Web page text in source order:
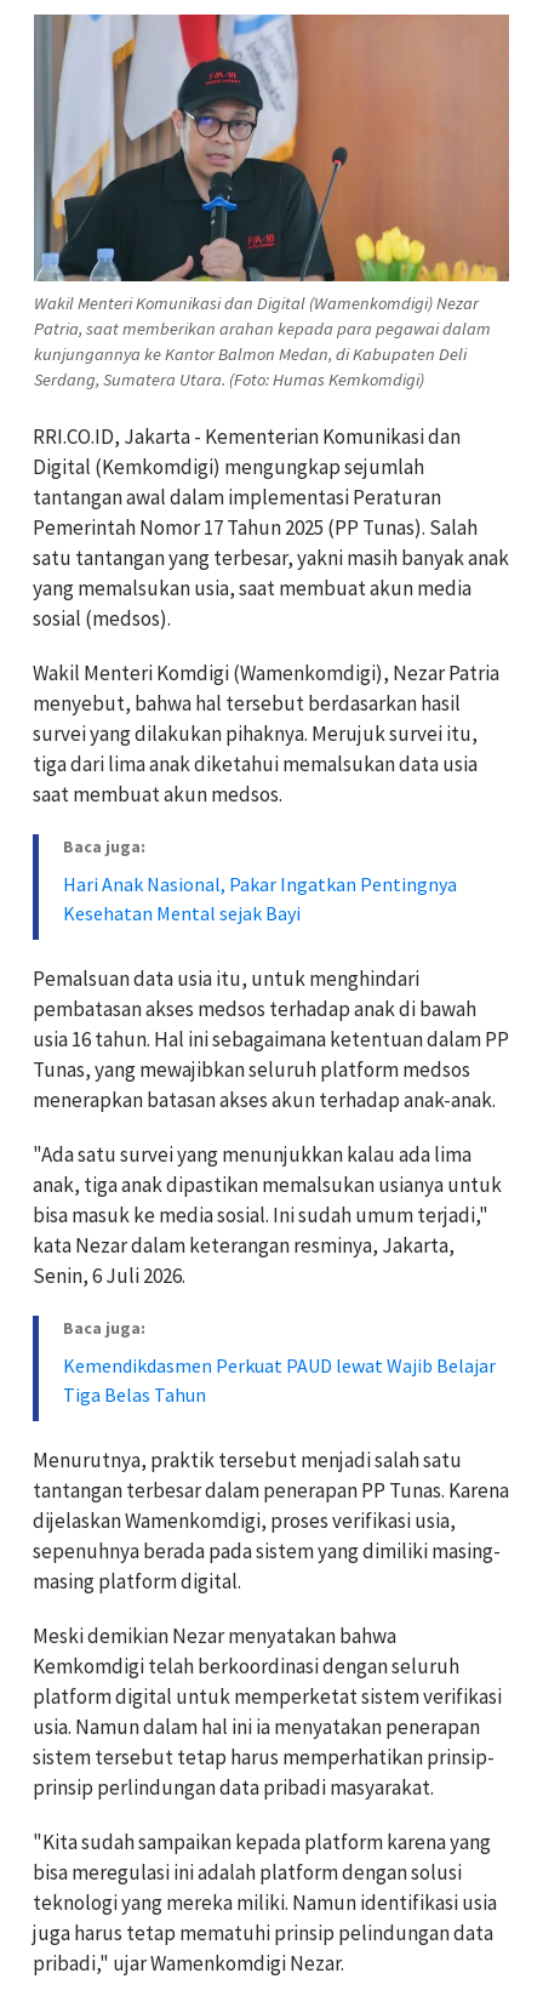
Wakil Menteri Komunikasi dan Digital (Wamenkomdigi) Nezar
Patria, saat memberikan arahan kepada para pegawai dalam
kunjungannya ke Kantor Balmon Medan, di Kabupaten Deli
Serdang, Sumatera Utara. (Foto: Humas Kemkomdigi)
RRI.CO.ID, Jakarta - Kementerian Komunikasi dan
Digital (Kemkomdigi) mengungkap sejumlah
tantangan awal dalam implementasi Peraturan
Pemerintah Nomor 17 Tahun 2025 (PP Tunas). Salah
satu tantangan yang terbesar, yakni masih banyak anak
yang memalsukan usia, saat membuat akun media
sosial (medsos).
Wakil Menteri Komdigi (Wamenkomdigi), Nezar Patria
menyebut, bahwa hal tersebut berdasarkan hasil
survei yang dilakukan pihaknya. Merujuk survei itu,
tiga dari lima anak diketahui memalsukan data usia
saat membuat akun medsos.
Baca juga:
Hari Anak Nasional, Pakar Ingatkan Pentingnya
Kesehatan Mental sejak Bayi
Pemalsuan data usia itu, untuk menghindari
pembatasan akses medsos terhadap anak di bawah
usia 16 tahun. Hal ini sebagaimana ketentuan dalam PP
Tunas, yang mewajibkan seluruh platform medsos
menerapkan batasan akses akun terhadap anak-anak.
"Ada satu survei yang menunjukkan kalau ada lima
anak, tiga anak dipastikan memalsukan usianya untuk
bisa masuk ke media sosial. Ini sudah umum terjadi,"
kata Nezar dalam keterangan resminya, Jakarta,
Senin, 6 Juli 2026.
Baca juga:
Kemendikdasmen Perkuat PAUD lewat Wajib Belajar
Tiga Belas Tahun
Menurutnya, praktik tersebut menjadi salah satu
tantangan terbesar dalam penerapan PP Tunas. Karena
dijelaskan Wamenkomdigi, proses verifikasi usia,
sepenuhnya berada pada sistem yang dimiliki masing-
masing platform digital.
Meski demikian Nezar menyatakan bahwa
Kemkomdigi telah berkoordinasi dengan seluruh
platform digital untuk memperketat sistem verifikasi
usia. Namun dalam hal ini ia menyatakan penerapan
sistem tersebut tetap harus memperhatikan prinsip-
prinsip perlindungan data pribadi masyarakat.
"Kita sudah sampaikan kepada platform karena yang
bisa meregulasi ini adalah platform dengan solusi
teknologi yang mereka miliki. Namun identifikasi usia
juga harus tetap mematuhi prinsip pelindungan data
pribadi," ujar Wamenkomdigi Nezar.